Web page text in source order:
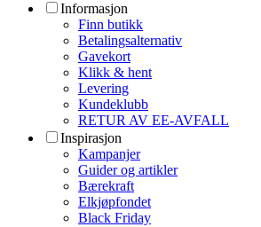
Informasjon
Finn butikk
Betalingsalternativ
Gavekort
Klikk & hent
Levering
Kundeklubb
RETUR AV EE-AVFALL
Inspirasjon
Kampanjer
Guider og artikler
Bærekraft
Elkjøpfondet
Black Friday